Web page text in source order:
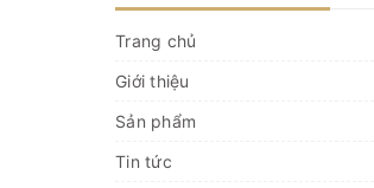
Trang chủ
Giới thiệu
Sản phẩm
Tin tức